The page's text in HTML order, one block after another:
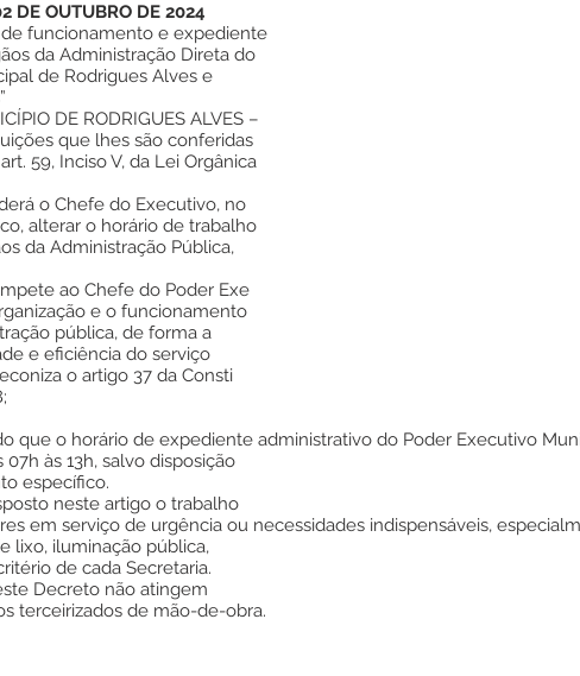
DE OUTUBRO DE 2024
de funcionamento e expediente
da Administração Direta do
de Rodrigues Alves e
DE RODRIGUES ALVES –
que lhes são conferidas
59, Inciso V, da Lei Orgânica
o Chefe do Executivo, no
alterar o horário de trabalho
da Administração Pública,
ao Chefe do Poder Exe
e o funcionamento
pública, de forma a
e eficiência do serviço
o artigo 37 da Consti
que o horário de expediente administrativo do Poder Executivo
às 13h, salvo disposição
específico.
neste artigo o trabalho
em serviço de urgência ou necessidades indispensáveis,
lixo, iluminação pública,
de cada Secretaria.
Decreto não atingem
terceirizados de mão-de-obra.